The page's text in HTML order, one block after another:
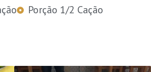
Porção 1/2 Cação